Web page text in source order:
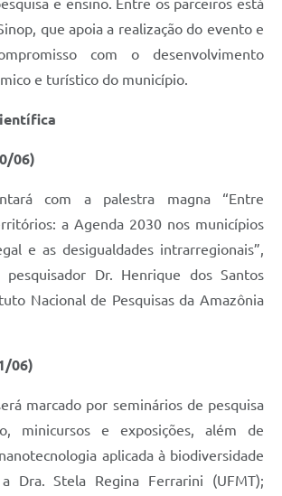
e ensino. Entre os parceiros está
que apoia a realização do evento e
com o desenvolvimento
e turístico do município.
06)
com a palestra magna “Entre
a Agenda 2030 nos municípios
e as desigualdades intrarregionais”,
pesquisador Dr. Henrique dos Santos
Nacional de Pesquisas da Amazônia
06)
marcado por seminários de pesquisa
minicursos e exposições, além de
aplicada à biodiversidade
Dra. Stela Regina Ferrarini (UFMT);